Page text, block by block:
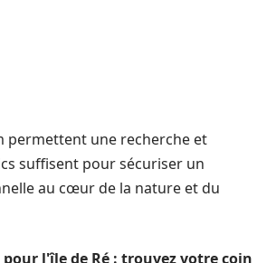
permettent une recherche et
suffisent pour sécuriser un
au cœur de la nature et du
l'île de Ré : trouvez votre coin